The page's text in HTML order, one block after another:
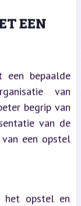
EEN
een bepaalde
van
begrip van
van de
een opstel
het opstel en